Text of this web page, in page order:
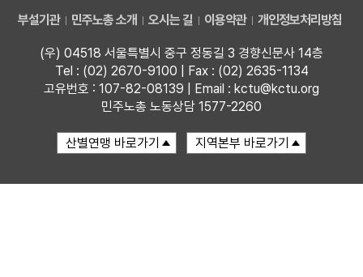
부설기관 민주노총 소개 오시는 길 이용약관 개인정보처리방침
(우) 04518 서울특별시 중구 정동길 3 경향신문사 14층
Tel : (02) 2670-9100 | Fax : (02) 2635-1134
고유번호 : 107-82-08139 | Email : kctu@kctu.org
민주노총 노동상담 1577-2260